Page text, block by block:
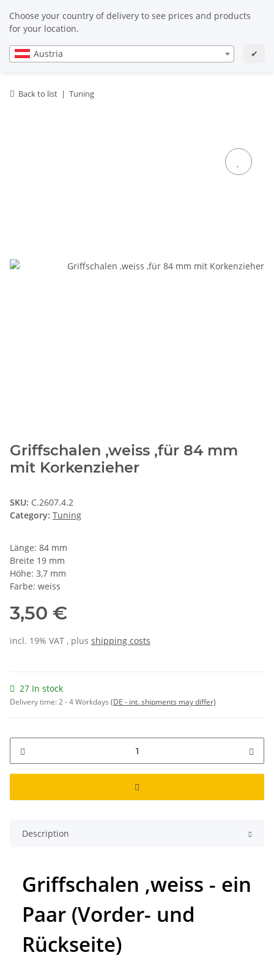
Choose your country of delivery to see prices and products
for your location.
Austria ✔
EN EN
Back to list Tuning
Griffschalen ,weiss ,für 84 mm
mit Korkenzieher
SKU: C.2607.4.2
Category: Tuning
Länge: 84 mm
Breite 19 mm
Höhe: 3,7 mm
Farbe: weiss
3,50 €
incl. 19% VAT , plus shipping costs
27 In stock
Delivery time:2 - 4 Workdays (DE - int. shipments may differ)
Description
Griffschalen ,weiss - ein
Paar (Vorder- und
Rückseite)